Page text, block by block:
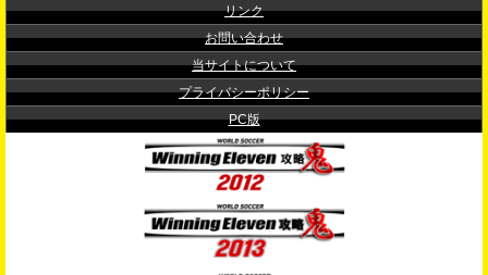
リンク
お問い合わせ
当サイトについて
プライバシーポリシー
PC版